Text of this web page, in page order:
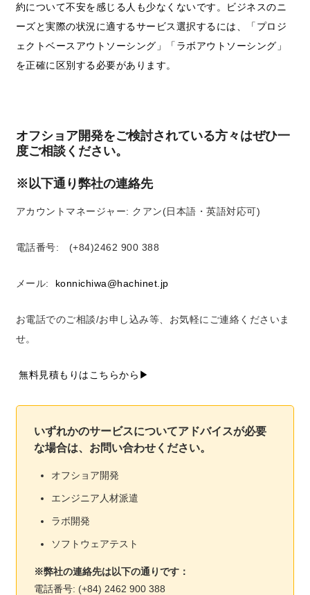
約について不安を感じる人も少なくないです。ビジネスのニ
ーズと実際の状況に適するサービス選択するには、「プロジ
ェクトベースアウトソーシング」「ラボアウトソーシング」
を正確に区別する必要があります。
オフショア開発をご検討されている方々はぜひ一
度ご相談ください。
※以下通り弊社の連絡先
アカウントマネージャー: クアン(日本語・英語対応可)
電話番号: (+84)2462 900 388
メール: konnichiwa@hachinet.jp
お電話でのご相談/お申し込み等、お気軽にご連絡くださいま
せ。
無料見積もりはこちらから▶
いずれかのサービスについてアドバイスが必要
な場合は、お問い合わせください。
オフショア開発
エンジニア人材派遣
ラボ開発
ソフトウェアテスト
※弊社の連絡先は以下の通りです：
電話番号: (+84) 2462 900 388